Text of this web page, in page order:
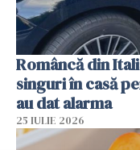
Româncă din
singuri în casă
au dat alarma
25 IULIE 2026